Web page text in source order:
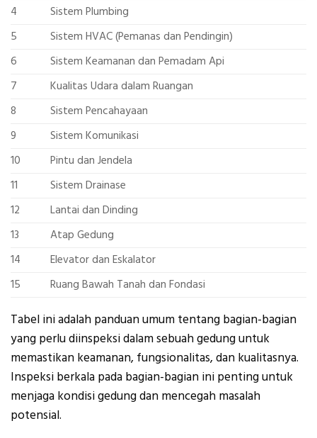
4
Sistem Plumbing
5
Sistem HVAC (Pemanas dan Pendingin)
6
Sistem Keamanan dan Pemadam Api
7
Kualitas Udara dalam Ruangan
8
Sistem Pencahayaan
9
Sistem Komunikasi
10
Pintu dan Jendela
11
Sistem Drainase
12
Lantai dan Dinding
13
Atap Gedung
14
Elevator dan Eskalator
15
Ruang Bawah Tanah dan Fondasi
Tabel ini adalah panduan umum tentang bagian-bagian
yang perlu diinspeksi dalam sebuah gedung untuk
memastikan keamanan, fungsionalitas, dan kualitasnya.
Inspeksi berkala pada bagian-bagian ini penting untuk
menjaga kondisi gedung dan mencegah masalah
potensial.